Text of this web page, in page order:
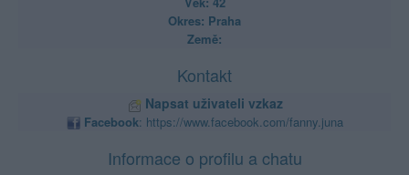
Okres: Praha
Země:
Kontakt
Napsat uživateli vzkaz
Facebook: https://www.facebook.com/fanny.juna
Informace o profilu a chatu